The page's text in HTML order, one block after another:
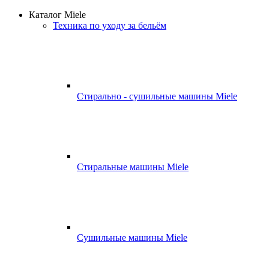
Каталог Miele
Техника по уходу за бельём
Стирально - сушильные машины Miele
Стиральные машины Miele
Сушильные машины Miele